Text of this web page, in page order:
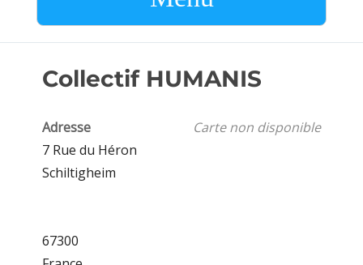
Collectif HUMANIS
Carte non disponible
Adresse
7 Rue du Héron
Schiltigheim
67300